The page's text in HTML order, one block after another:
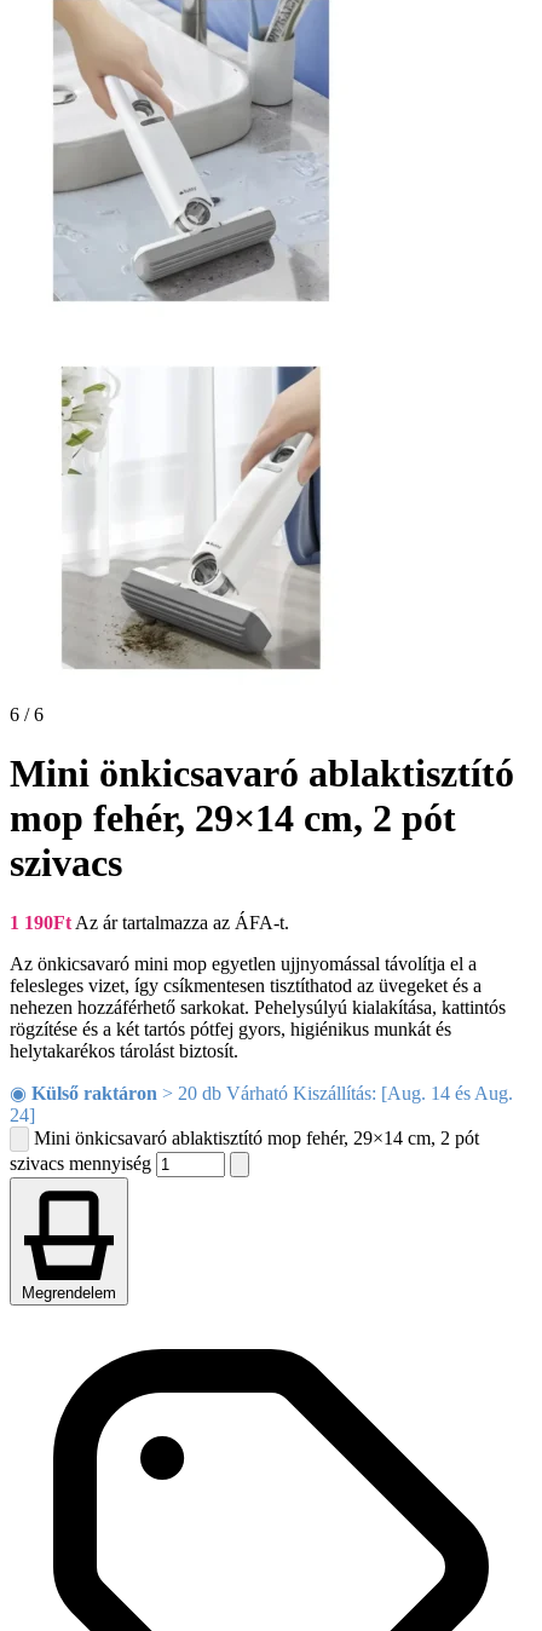
6 / 6
Mini önkicsavaró ablaktisztító
mop fehér, 29×14 cm, 2 pót
szivacs
1 190Ft Az ár tartalmazza az ÁFA-t.
Az önkicsavaró mini mop egyetlen ujjnyomással távolítja el a
felesleges vizet, így csíkmentesen tisztíthatod az üvegeket és a
nehezen hozzáférhető sarkokat. Pehelysúlyú kialakítása, kattintós
rögzítése és a két tartós pótfej gyors, higiénikus munkát és
helytakarékos tárolást biztosít.
◉ Külső raktáron > 20 db Várható Kiszállítás: [Aug. 14 és Aug.
24]
Mini önkicsavaró ablaktisztító mop fehér, 29×14 cm, 2 pót
szivacs mennyiség
Megrendelem